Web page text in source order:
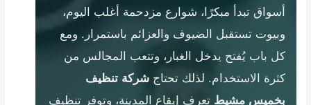
أسواق تبدأ مبكرًا، شوارع مزدحمة أغلب اليوم،
وبيوت تستقبل الضيوف والعزائم باستمرار. ومع
كل باب يُفتح يدخل الغبار، وتتعب المجالس من
كثرة الاستخدام. لذلك تحتاجشركة تنظيف
بخميس مشيط تعرف إيقاع المدينة، وتوفر تنظيف